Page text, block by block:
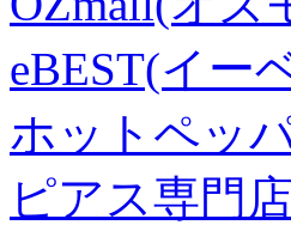
eBEST(イー
ホットペッ
ピアス専門